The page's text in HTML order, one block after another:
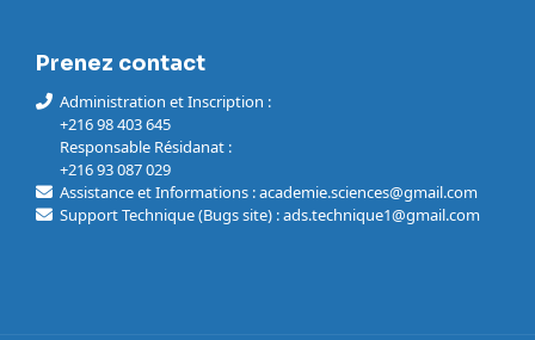
Prenez contact
Administration et Inscription :
+216 98 403 645
Responsable Résidanat :
+216 93 087 029
Assistance et Informations : academie.sciences@gmail.com
Support Technique (Bugs site) : ads.technique1@gmail.com